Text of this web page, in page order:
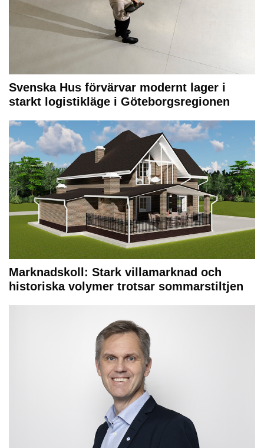
Svenska Hus förvärvar modernt lager i
starkt logistikläge i Göteborgsregionen
Marknadskoll: Stark villamarknad och
historiska volymer trotsar sommarstiltjen